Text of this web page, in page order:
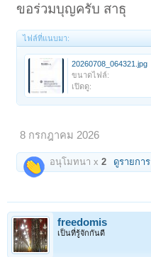
ขอร่วมบุญครับ สาธุ
ไฟล์ที่แนบมา:
20260708_064321.jpg
ขนาดไฟล์:
เปิดดู:
8 กรกฎาคม 2026
อนุโมทนา x2 ดูรายการ
freedomis
เป็นที่รู้จักกันดี